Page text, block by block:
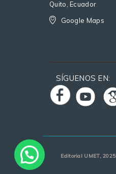
Quito, Ecuador
Google Maps
SÍGUENOS EN:
Editorial UMET,